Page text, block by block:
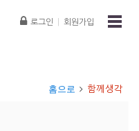
로그인 회원가입
홈으로 함께생각